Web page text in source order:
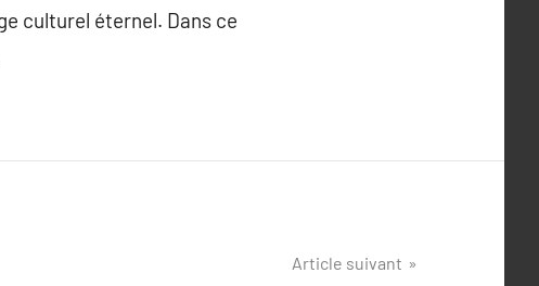
culturel éternel. Dans ce
Article suivant